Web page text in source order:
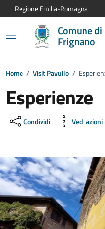
Vai al contenuto principale
Vai alla navigazione del sito
Vai al piede di pagina
Regione Emilia-Romagna
Comune
Frignano
Home / Visit Pavullo /
Esperienze
Condividi Vedi azioni